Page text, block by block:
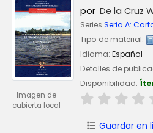
Imagen de
cubierta local
por De la Cruz
Series Seria A:
Tipo de material:
Idioma: Español
Detalles de
Disponibilidad:
Guardar en